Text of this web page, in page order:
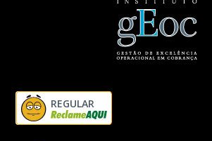
REGULAR